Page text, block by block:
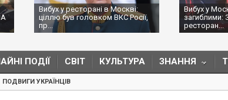
Вибух у ресторані в Москві:
ціллю був головком ВКС Росії,
пр...
Вибух у
загиблими:
ресторан...
ПОДІЇ СВІТ КУЛЬТУРА ЗНАННЯ
ПОДВИГИ УКРАЇНЦІВ